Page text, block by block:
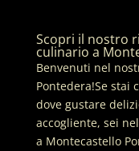
Scopri il nostro
culinario a
Benvenuti nel
Pontedera!Se stai
dove gustare
accogliente, sei
a Montecastello